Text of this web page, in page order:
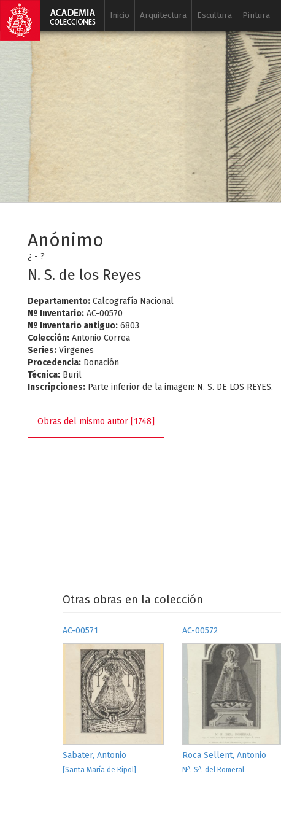
Inicio Arquitectura Escultura Pintura
Anónimo
¿ - ?
N. S. de los Reyes
Departamento: Calcografía Nacional
Nº Inventario: AC-00570
Nº Inventario antiguo: 6803
Colección: Antonio Correa
Series: Vírgenes
Procedencia: Donación
Técnica: Buril
Inscripciones: Parte inferior de la imagen: N. S. DE LOS REYES.
Obras del mismo autor [1748]
Otras obras en la colección
AC-00571
Sabater, Antonio
[Santa María de Ripol]
AC-00572
Roca Sellent, Antonio
N A. SA. del Romeral